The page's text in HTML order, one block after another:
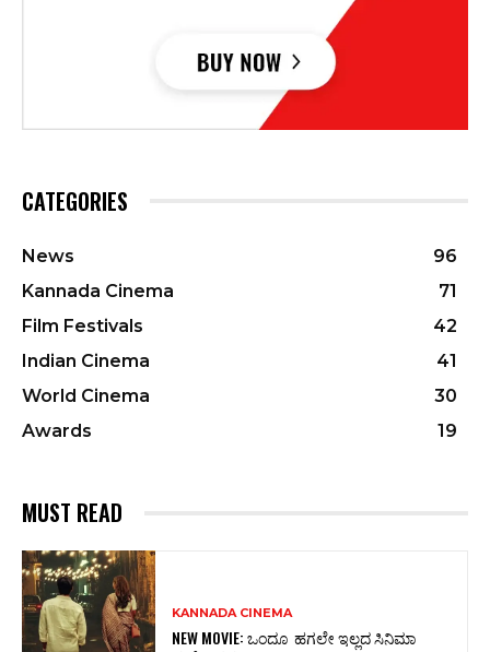
CATEGORIES
News
96
Kannada Cinema
71
Film Festivals
42
Indian Cinema
41
World Cinema
30
Awards
19
MUST READ
KANNADA CINEMA
NEW MOVIE: ಒಂದೂ ಹಗಲೇ ಇಲ್ಲದ ಸಿನಿಮಾ